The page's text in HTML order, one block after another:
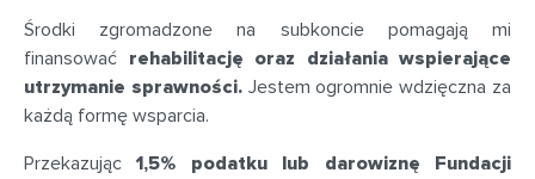
Środki zgromadzone na subkoncie pomagają mi
finansować rehabilitację oraz działania wspierające
utrzymanie sprawności.Jestem ogromnie wdzięczna za
każdą formę wsparcia.
Przekazując1,5% podatku lub darowiznę Fundacji